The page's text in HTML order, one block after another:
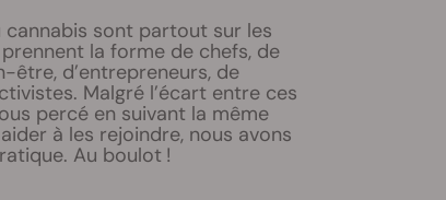
cannabis sont partout sur les
la forme de chefs, de
être, d’entrepreneurs, de
Malgré l’écart entre ces
percé en suivant la même
à les rejoindre, nous avons
Au boulot !